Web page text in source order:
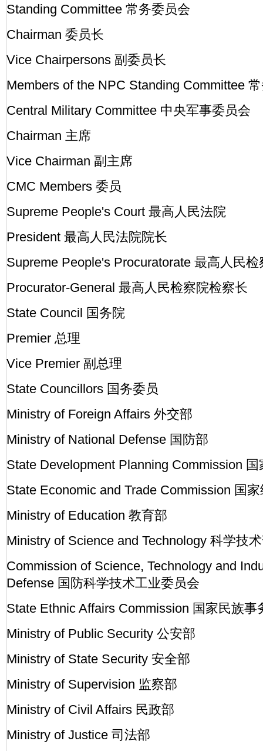
Standing Committee 常务委员会
Chairman 委员长
Vice Chairpersons 副委员长
Members of the NPC Standing Committee
Central Military Committee 中央军事委员会
Chairman 主席
Vice Chairman 副主席
CMC Members 委员
Supreme People's Court 最高人民法院
President 最高人民法院院长
Supreme People's Procuratorate 最高人民检
Procurator-General 最高人民检察院检察长
State Council 国务院
Premier 总理
Vice Premier 副总理
State Councillors 国务委员
Ministry of Foreign Affairs 外交部
Ministry of National Defense 国防部
State Development Planning Commission
State Economic and Trade Commission 国
Ministry of Education 教育部
Ministry of Science and Technology 科学技
Commission of Science, Technology and
Defense 国防科学技术工业委员会
State Ethnic Affairs Commission 国家民族事
Ministry of Public Security 公安部
Ministry of State Security 安全部
Ministry of Supervision 监察部
Ministry of Civil Affairs 民政部
Ministry of Justice 司法部